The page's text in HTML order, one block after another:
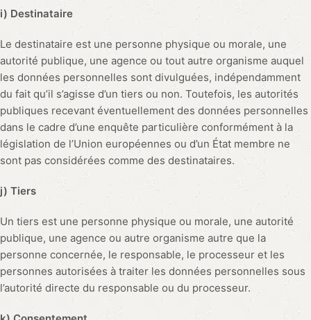
i) Destinataire
Le destinataire est une personne physique ou morale, une
autorité publique, une agence ou tout autre organisme auquel
les données personnelles sont divulguées, indépendamment
du fait qu’il s’agisse d’un tiers ou non. Toutefois, les autorités
publiques recevant éventuellement des données personnelles
dans le cadre d’une enquête particulière conformément à la
législation de l’Union européennes ou d’un État membre ne
sont pas considérées comme des destinataires.
j) Tiers
Un tiers est une personne physique ou morale, une autorité
publique, une agence ou autre organisme autre que la
personne concernée, le responsable, le processeur et les
personnes autorisées à traiter les données personnelles sous
l’autorité directe du responsable ou du processeur.